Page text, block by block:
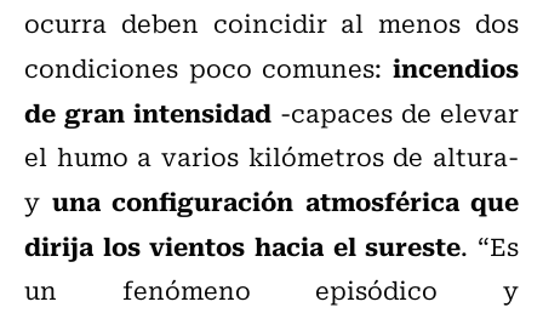
ocurra deben coincidir al menos dos
condiciones poco comunes: incendios
de gran intensidad -capaces de elevar
el humo a varios kilómetros de altura-
y una configuración atmosférica que
dirija los vientos hacia el sureste. “Es
un fenómeno episódico y